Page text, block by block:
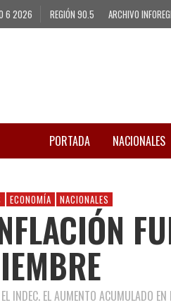
6 2026 REGIÓN 90.5 ARCHIVO
PORTADA NACIONALES
ECONOMÍA NACIONALES
INDEC. EL AUMENTO ACUMULADO